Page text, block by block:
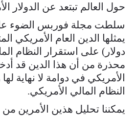
حول العالم تبتعد عن الدولار
سلطت مجلة فوربس الضوء
دولار) على استقرار النظام
محذرة من أن هذا الدين قد
الأمريكي في دوامة لا نهاية
النظام المالي الأمريكي.
يمكننا تحليل هذين الأمرين